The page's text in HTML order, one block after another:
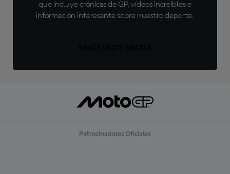
que incluye crónicas de GP, vídeos increíbles e
información interesante sobre nuestro deporte.
Patrocinadores Oficiales